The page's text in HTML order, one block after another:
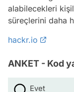
alabilecekleri
süreçlerini daha
hackr.io
ANKET - Kod
Evet